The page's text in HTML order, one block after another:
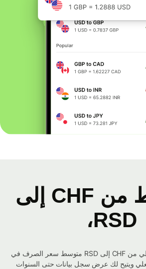
المخطط من CHF إلى
RSD،
يستخدم مخططنا التفاعلي من CHF إلى RSD متوسط ​​سعر الصرف في
ويتيح لك عرض سجل بيانات حتى السنوات